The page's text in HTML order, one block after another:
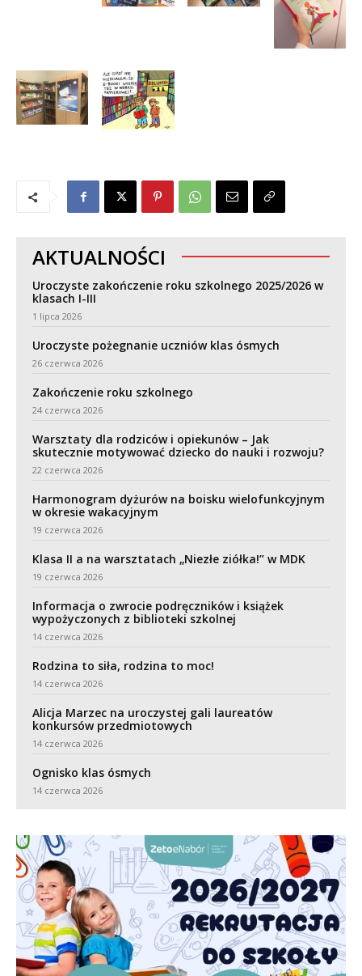
AKTUALNOŚCI
Uroczyste zakończenie roku szkolnego 2025/2026 w
klasach I-III
1 lipca 2026
Uroczyste pożegnanie uczniów klas ósmych
26 czerwca 2026
Zakończenie roku szkolnego
24 czerwca 2026
Warsztaty dla rodziców i opiekunów – Jak
skutecznie motywować dziecko do nauki i rozwoju?
22 czerwca 2026
Harmonogram dyżurów na boisku wielofunkcyjnym
w okresie wakacyjnym
19 czerwca 2026
Klasa II a na warsztatach „Niezłe ziółka!” w MDK
19 czerwca 2026
Informacja o zwrocie podręczników i książek
wypożyczonych z biblioteki szkolnej
14 czerwca 2026
Rodzina to siła, rodzina to moc!
14 czerwca 2026
Alicja Marzec na uroczystej gali laureatów
konkursów przedmiotowych
14 czerwca 2026
Ognisko klas ósmych
14 czerwca 2026